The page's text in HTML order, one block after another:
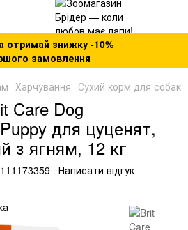
отримай знижку -10%
замовлення
Харчування Сухий корм для собак
Care Dog
для цуценят,
з ягням, 12 кг
Написати відгук